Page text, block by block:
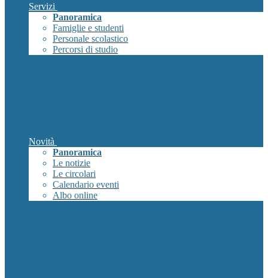
Servizi
Panoramica
Famiglie e studenti
Personale scolastico
Percorsi di studio
Novità
Panoramica
Le notizie
Le circolari
Calendario eventi
Albo online